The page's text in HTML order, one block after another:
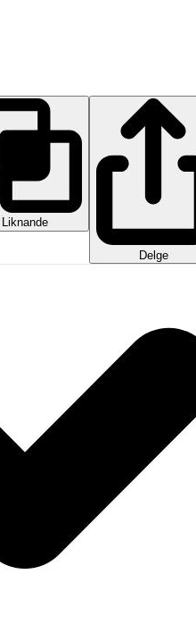
Liknande
Delge